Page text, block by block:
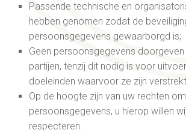
Passende technische en
hebben genomen zodat de
persoonsgegevens gewaarborgd is;
Geen persoonsgegevens doorgeven
partijen, tenzij dit nodig is voor
doeleinden waarvoor ze zijn
Op de hoogte zijn van uw rechten
persoonsgegevens, u hierop willen
respecteren.